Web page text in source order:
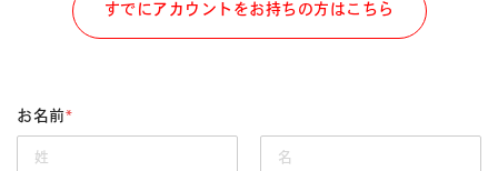
すでにアカウントをお持ちの方はこちら
お名前*